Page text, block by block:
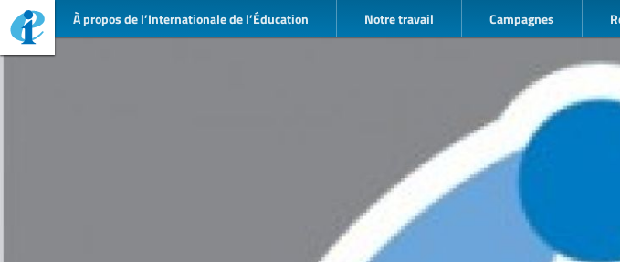
À propos de l’Internationale de l’Éducation Notre travail Campagnes